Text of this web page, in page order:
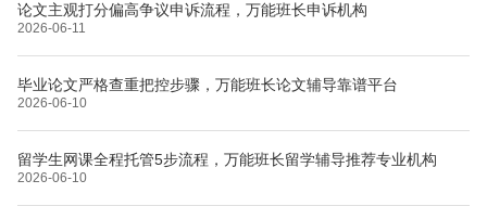
论文主观打分偏高争议申诉流程，万能班长申诉机构
2026-06-11
毕业论文严格查重把控步骤，万能班长论文辅导靠谱平台
2026-06-10
留学生网课全程托管5步流程，万能班长留学辅导推荐专业机构
2026-06-10